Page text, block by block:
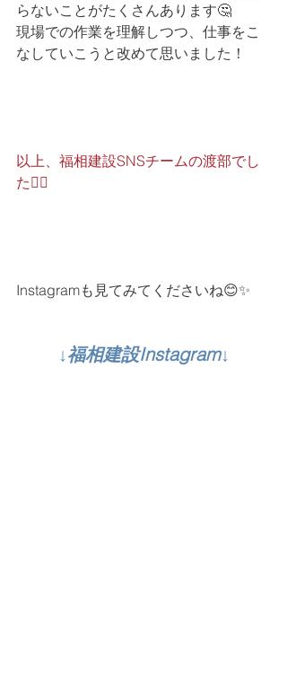
らないことがたくさんあります🤔
現場での作業を理解しつつ、仕事をこ
なしていこうと改めて思いました！
以上、福相建設SNSチームの渡部でし
た🙍‍♀️
Instagramも見てみてくださいね😊✨
↓福相建設Instagram↓